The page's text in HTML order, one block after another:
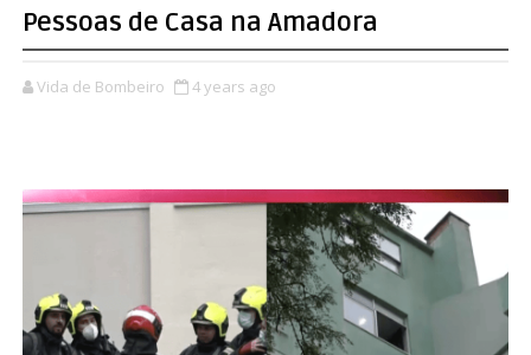
Pessoas de Casa na Amadora
Vida de Bombeiro 4 years ago